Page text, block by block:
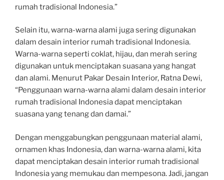
rumah tradisional Indonesia.”
Selain itu, warna-warna alami juga sering digunakan
dalam desain interior rumah tradisional Indonesia.
Warna-warna seperti coklat, hijau, dan merah sering
digunakan untuk menciptakan suasana yang hangat
dan alami. Menurut Pakar Desain Interior, Ratna Dewi,
“Penggunaan warna-warna alami dalam desain interior
rumah tradisional Indonesia dapat menciptakan
suasana yang tenang dan damai.”
Dengan menggabungkan penggunaan material alami,
ornamen khas Indonesia, dan warna-warna alami, kita
dapat menciptakan desain interior rumah tradisional
Indonesia yang memukau dan mempesona. Jadi, jangan